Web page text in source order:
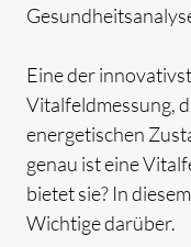
Eine der
Vitalfeldmessung,
energetischen
genau ist eine
bietet sie? In
Wichtige darüber.